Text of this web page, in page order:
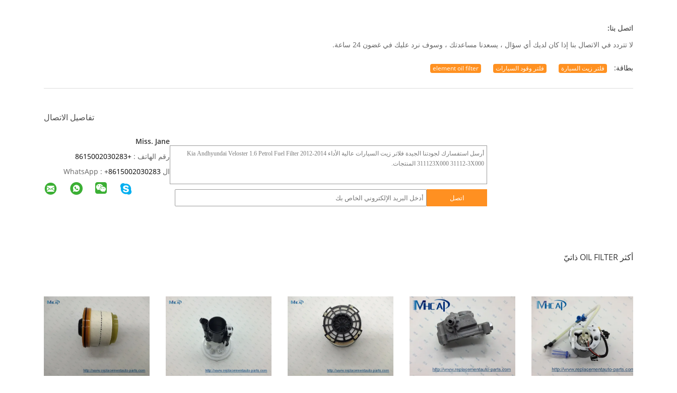
اتصل بنا:
لا تتردد في الاتصال بنا إذا كان لديك أي سؤال ، يسعدنا مساعدتك ، وسوف نرد عليك في غضون 24 ساعة.
بطاقة: فلتر زيت السيارة فلتر وقود السيارات element oil filter
تفاصيل الاتصال
Miss. Jane
رقم الهاتف : +8615002030283
ال WhatsApp :
+8615002030283
اتصل
أكثر OIL FILTER ذاتيّ